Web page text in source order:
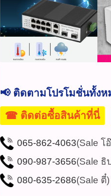
📢 ติดตามโปรโมชั่นทั้ง
☎ ติดต่อซื้อสินค้าที่นี่
065-862-4063(Sale โ
090-987-3656(Sale ธิ
080-635-2686(Sale ตี๋)